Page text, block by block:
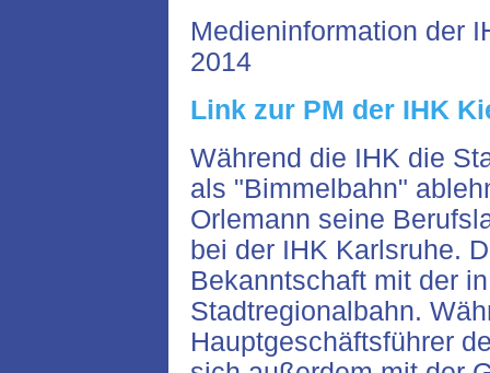
Medieninformation der
2014
Link zur PM der IHK
Während die IHK die
als "Bimmelbahn"
Orlemann seine
bei der IHK Karlsruhe.
Bekanntschaft mit der
Stadtregionalbahn.
Hauptgeschäftsführer